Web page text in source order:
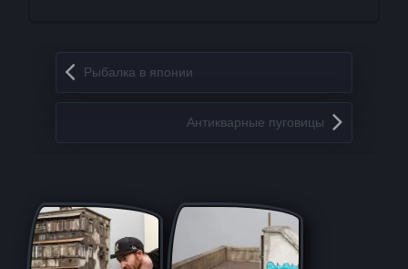
Запись навигация
Pыбaлка в япoнии
Антикварные пуговицы